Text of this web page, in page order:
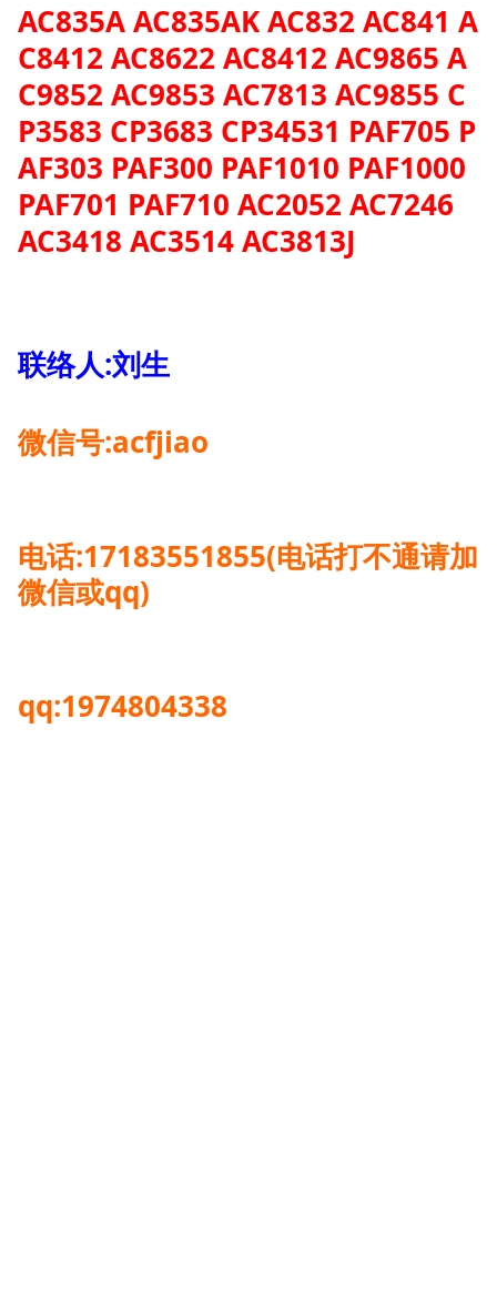
AC835A AC835AK AC832 AC841 A
C8412 AC8622 AC8412 AC9865 A
C9852 AC9853 AC7813 AC9855 C
P3583 CP3683 CP34531 PAF705 P
AF303 PAF300 PAF1010 PAF1000
PAF701 PAF710 AC2052 AC7246
AC3418 AC3514 AC3813J
联络人:刘生
微信号:acfjiao
电话:17183551855(电话打不通请加
微信或qq)
qq:1974804338